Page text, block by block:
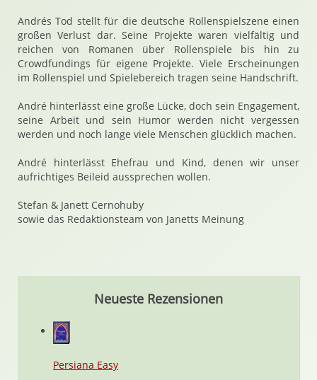
Andrés Tod stellt für die deutsche Rollenspielszene einen
großen Verlust dar. Seine Projekte waren vielfältig und
reichen von Romanen über Rollenspiele bis hin zu
Crowdfundings für eigene Projekte. Viele Erscheinungen
im Rollenspiel und Spielebereich tragen seine Handschrift.
André hinterlässt eine große Lücke, doch sein Engagement,
seine Arbeit und sein Humor werden nicht vergessen
werden und noch lange viele Menschen glücklich machen.
André hinterlässt Ehefrau und Kind, denen wir unser
aufrichtiges Beileid aussprechen wollen.
Stefan & Janett Cernohuby
sowie das Redaktionsteam von Janetts Meinung
Neueste Rezensionen
Persiana Easy